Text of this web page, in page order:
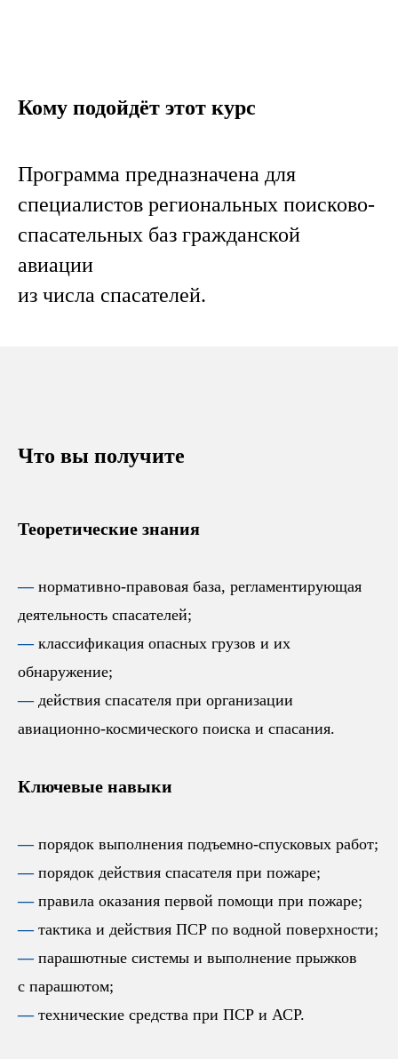
Кому подойдёт этот курс
Программа предназначена для
специалистов региональных поисково-
спасательных баз гражданской
авиации
из числа спасателей.
Что вы получите
Теоретические знания
—нормативно-правовая база, регламентирующая
деятельность спасателей;
—классификация опасных грузов и их
обнаружение;
—действия спасателя при организации
авиационно-космического поиска и спасания.
Ключевые навыки
—порядок выполнения подъемно-спусковых работ;
—порядок действия спасателя при пожаре;
—правила оказания первой помощи при пожаре;
—тактика и действия ПСР по водной поверхности;
—парашютные системы и выполнение прыжков
с парашютом;
—технические средства при ПСР и АСР.